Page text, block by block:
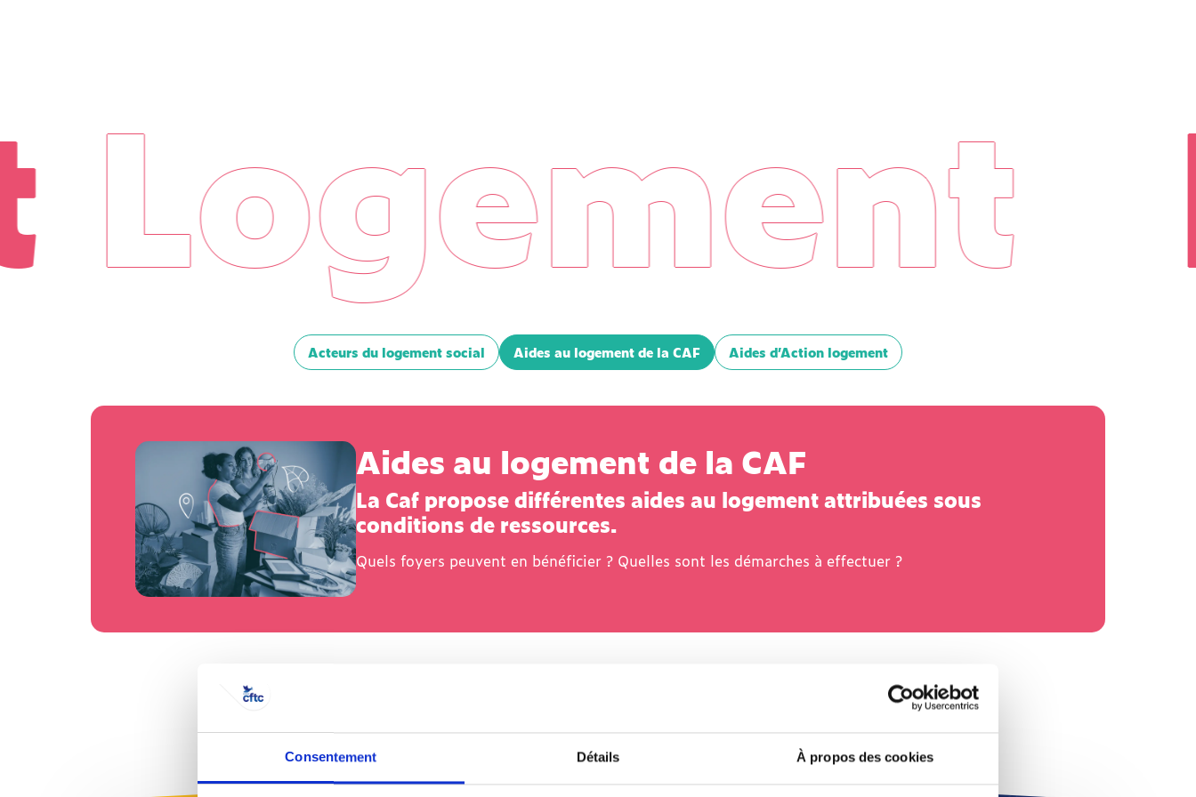
Consentement Détails À propos des cookies
Acteurs du logement social Aides au logement de la CAF Aides d’Action logement
Aides au logement de la CAF
La Caf propose différentes aides au logement attribuées sous
conditions de ressources.
Quels foyers peuvent en bénéficier ? Quelles sont les démarches à effectuer ?